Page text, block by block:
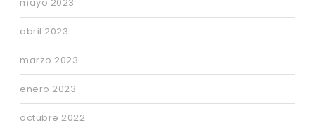
abril 2023
marzo 2023
enero 2023
octubre 2022